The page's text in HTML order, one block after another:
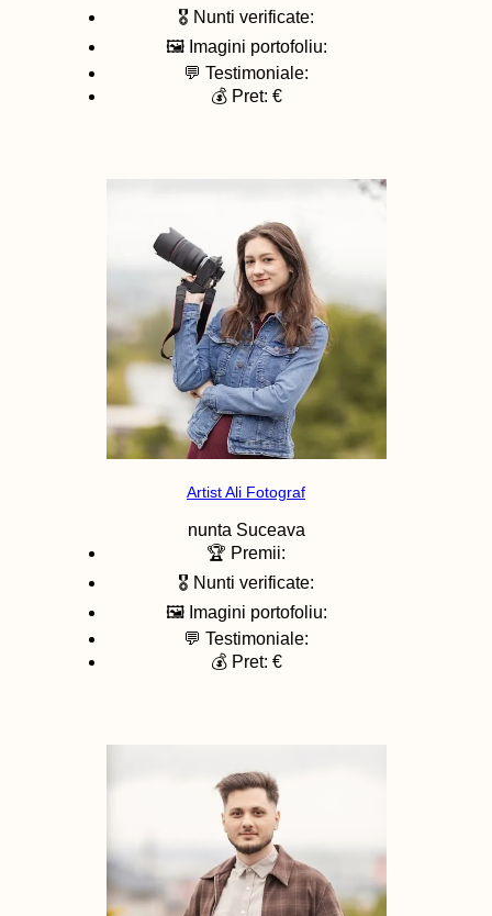
🎖️ Nunti verificate:
🖼️ Imagini portofoliu:
💬 Testimoniale:
💰 Pret: €
Artist Ali Fotograf
nunta Suceava
🏆 Premii:
🎖️ Nunti verificate:
🖼️ Imagini portofoliu:
💬 Testimoniale:
💰 Pret: €